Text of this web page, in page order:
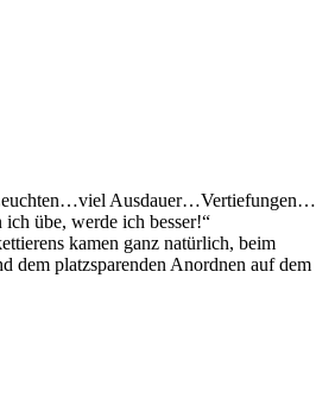
Ausdauer…Vertiefungen…
übe, werde ich besser!“
kamen ganz natürlich, beim
dem platzsparenden Anordnen auf dem